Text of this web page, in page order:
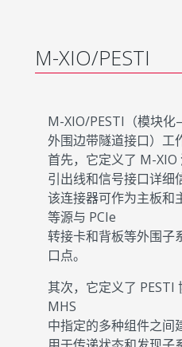
M-XIO/PESTI
M-XIO/PESTI（模块
外围边带隧道接口）工
首先，它定义了 M-XIO
引出线和信号接口详细
该连接器可作为主板和
等源与 PCIe
转接卡和背板等外围子
口点。
其次，它定义了 PESTI
MHS
中指定的多种组件之间